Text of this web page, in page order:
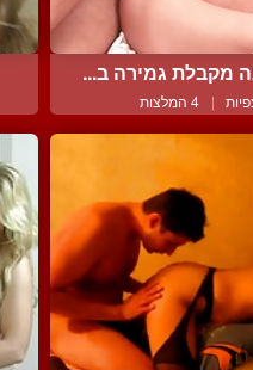
מקבלת גמירה ב...
| 4 המלצות